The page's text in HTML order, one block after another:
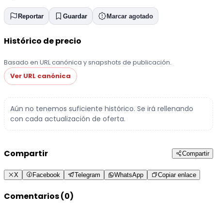
Reportar Guardar Marcar agotado
Histórico de precio
Basado en URL canónica y snapshots de publicación.
Ver URL canónica
Aún no tenemos suficiente histórico. Se irá rellenando
con cada actualización de oferta.
Compartir Compartir
X Facebook Telegram WhatsApp Copiar enlace
Comentarios (0)